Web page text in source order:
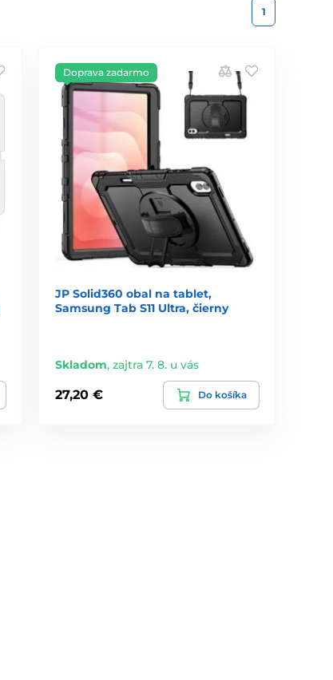
1
Doprava zadarmo
JP Solid360 obal na tablet,
Samsung Tab S11 Ultra, čierny
Skladom,zajtra 7. 8. u vás
27,20 € Do košíka